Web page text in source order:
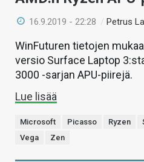
16.9.2019 - 22:28 /Petrus
WinFuturen tietojen
versio Surface Laptop
3000 -sarjan APU-piirejä.
Lue lisää
Microsoft Picasso Ryzen
Vega
Zen